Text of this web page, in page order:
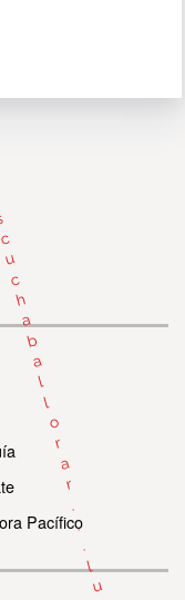
c
u
c
h
a
b
a
l
l
o
r
a
r
.
.
l
u
Pacífico